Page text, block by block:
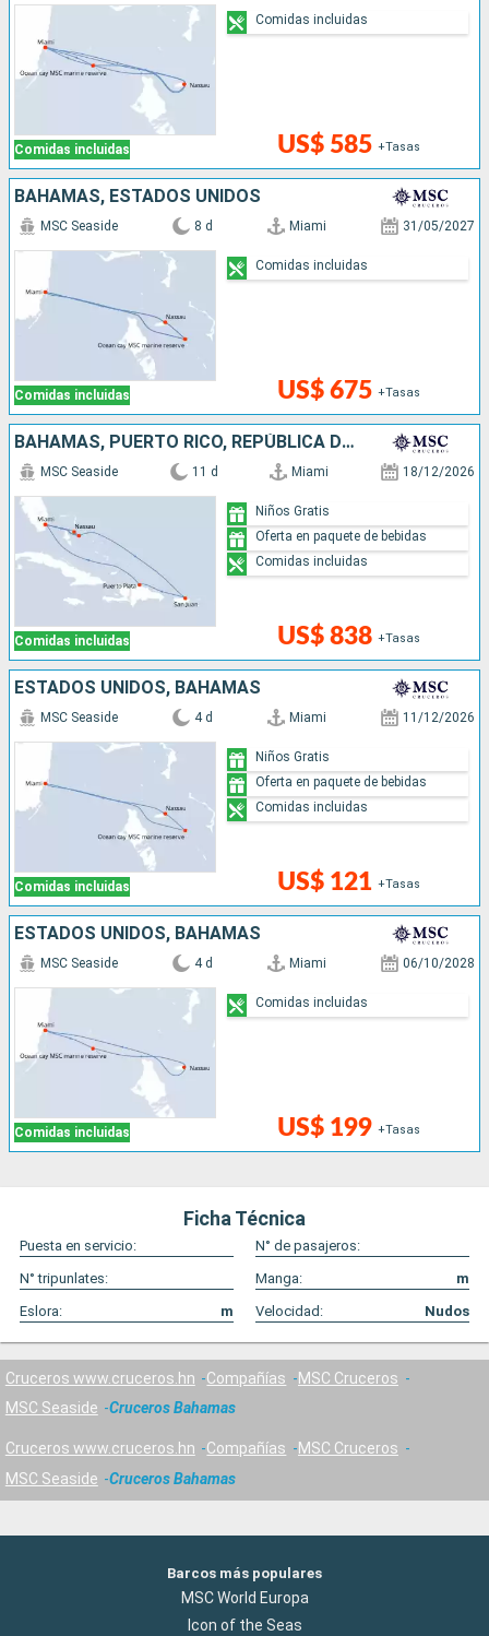
Comidas incluidas US$ 585 +Tasas
Comidas incluidas
BAHAMAS, ESTADOS UNIDOS
Comidas incluidas
MSC Seaside 8 d Miami 31/05/2027
US$ 675 +Tasas
Comidas incluidas
BAHAMAS, PUERTO RICO, REPÚBLICA DOMINICANA, ESTADOS UNIDOS
Comidas incluidas
MSC Seaside 11 d Miami 18/12/2026
US$ 838 +Tasas
Niños Gratis
Oferta en paquete de bebidas
Comidas incluidas
ESTADOS UNIDOS, BAHAMAS
Comidas incluidas
MSC Seaside 4 d Miami 11/12/2026
US$ 121 +Tasas
Niños Gratis
Oferta en paquete de bebidas
Comidas incluidas
ESTADOS UNIDOS, BAHAMAS
Comidas incluidas
MSC Seaside 4 d Miami 06/10/2028
US$ 199 +Tasas
Comidas incluidas
Ficha Técnica
Puesta en servicio:
N° de pasajeros:
N° tripunlates:
Manga:
m
Eslora:
m Velocidad: Nudos
Cruceros www.cruceros.hn Compañías
MSC Cruceros
MSC Seaside
Cruceros Bahamas
Cruceros www.cruceros.hn Compañías
MSC Cruceros
MSC Seaside
Cruceros Bahamas
Barcos más populares
MSC World Europa
Icon of the Seas